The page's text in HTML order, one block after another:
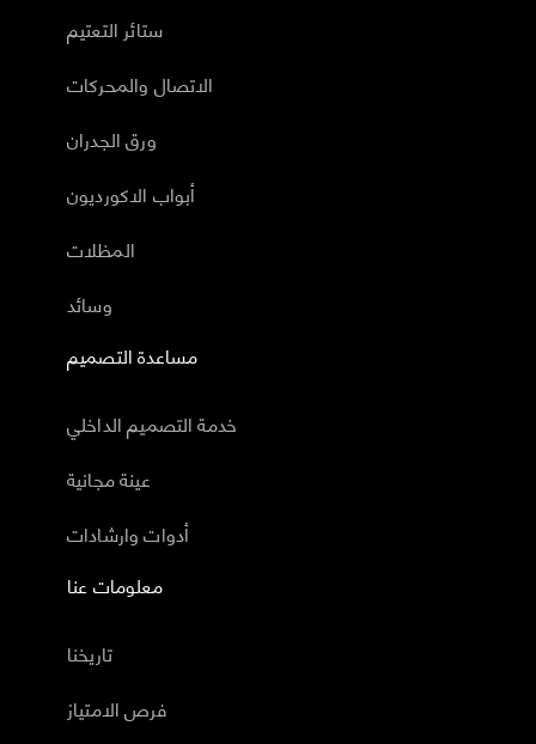
ستائر التعتيم
الاتصال والمحركات
ورق الجدران
أبواب الاكورديون
المظلات
وسائد
مساعدة التصميم
خدمة التصميم الداخلي
عينة مجانية
أدوات وارشادات
معلومات عنا
تاريخنا
فرص الامتياز